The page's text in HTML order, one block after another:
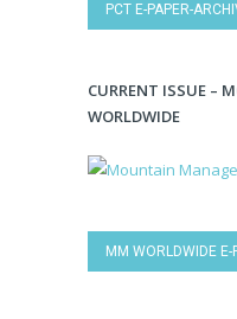
PCT E-PAPER-
CURRENT ISSUE –
WORLDWIDE
MM WORLDWIDE E-